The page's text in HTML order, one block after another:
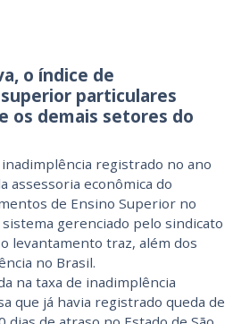
o índice de
particulares
os demais setores do
registrado no ano
assessoria econômica do
de Ensino Superior no
gerenciado pelo sindicato
levantamento traz, além dos
no Brasil.
na taxa de inadimplência
que já havia registrado queda de